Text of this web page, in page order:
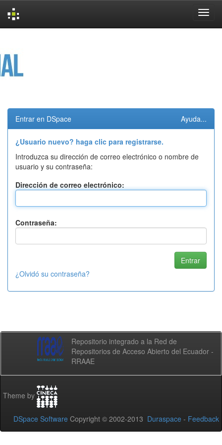
Entrar en DSpace Ayuda...
¿Usuario nuevo? haga clic para registrarse.
Introduzca su dirección de correo electrónico o nombre de
usuario y su contraseña:
Dirección de correo electrónico:
Contraseña:
¿Olvidó su contraseña?
Repositorio integrado a la Red de
Repositorios de Acceso Abierto del Ecuador -
RRAAE
Theme by
DSpace Software Copyright © 2002-2013 Duraspace - Feedback